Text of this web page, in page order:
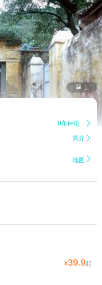
 1
0条评论 
简介 
地图 
¥39.9起